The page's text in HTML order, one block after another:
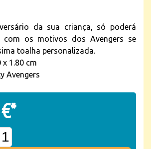
da sua criança, só poderá
com os motivos dos Avengers se
toalha personalizada.
x 1.80 cm
Avengers